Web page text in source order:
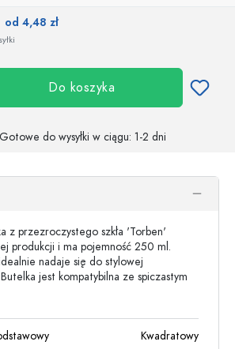
od 4,48 zł
Do koszyka
Gotowe do wysyłki w ciągu: 1-2 dni
z przezroczystego szkła 'Torben'
produkcji i ma pojemność 250 ml.
nadaje się do stylowej
jest kompatybilna ze spiczastym
Kwadratowy